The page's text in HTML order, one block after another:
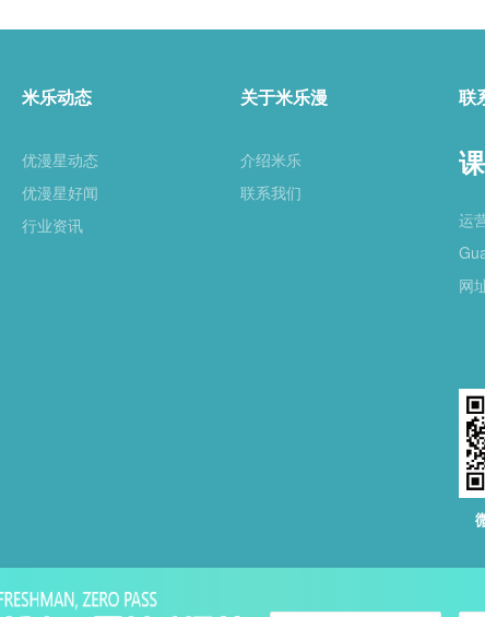
米乐动态
优漫星动态
优漫星好闻
行业资讯
关于米乐漫
介绍米乐
联系我们
联
运
网